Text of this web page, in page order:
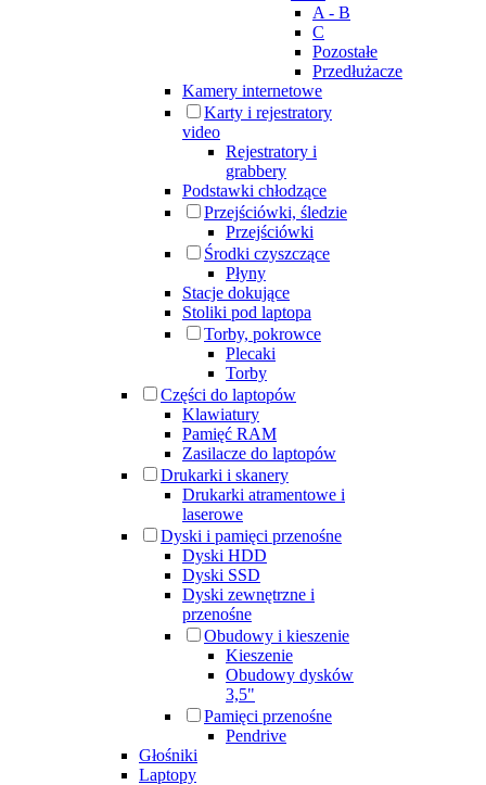
A - B
C
Pozostałe
Przedłużacze
Kamery internetowe
Karty i rejestratory
video
Rejestratory i
grabbery
Podstawki chłodzące
Przejściówki, śledzie
Przejściówki
Środki czyszczące
Płyny
Stacje dokujące
Stoliki pod laptopa
Torby, pokrowce
Plecaki
Torby
Części do laptopów
Klawiatury
Pamięć RAM
Zasilacze do laptopów
Drukarki i skanery
Drukarki atramentowe i
laserowe
Dyski i pamięci przenośne
Dyski HDD
Dyski SSD
Dyski zewnętrzne i
przenośne
Obudowy i kieszenie
Kieszenie
Obudowy dysków
3,5"
Pamięci przenośne
Pendrive
Głośniki
Laptopy